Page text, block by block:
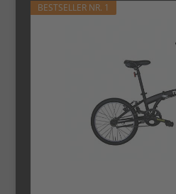
BESTSELLER NR. 1